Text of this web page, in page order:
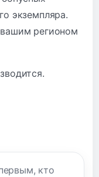
экземпляра.
регионом
кто